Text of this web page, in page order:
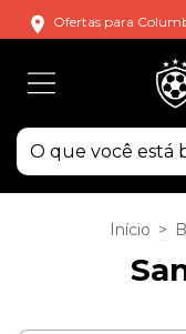
Ofertas para
Início >